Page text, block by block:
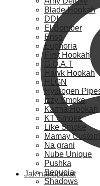
Jak nakupovat
Blade Hookah
DDI
El Bomber
Enso
Euphoria
First Hookah
G.O.A.T
Hawk Hookah
HLGN
Hydrogen
Izzy Smoke
Karma Hookah
KT Smoke
Like Smoke
Mamay
Na grani
Nube Unique
Pushka
Sequoia
Shadows